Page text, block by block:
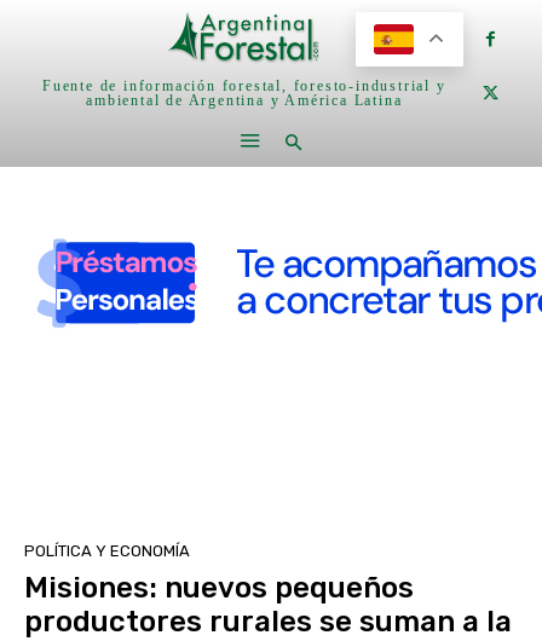
Fuente de información forestal, foresto-industrial y
ambiental de Argentina y América Latina
POLÍTICA Y ECONOMÍA
Misiones: nuevos pequeños
productores rurales se suman a la